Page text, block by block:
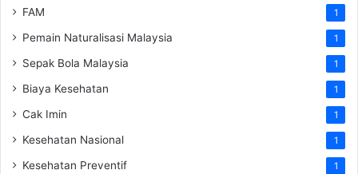
FAM 1
Pemain Naturalisasi Malaysia 1
Sepak Bola Malaysia 1
Biaya Kesehatan 1
Cak Imin 1
Kesehatan Nasional 1
Kesehatan Preventif 1